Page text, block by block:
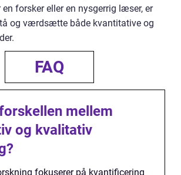
forsker eller en nysgerrig læser, er
og værdsætte både kvantitative og
FAQ
mellem
og kvalitativ
fokuserer på kvantificering